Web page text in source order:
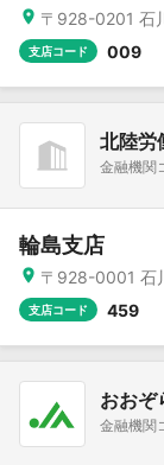
〒928-0201 石
支店コード 009
北陸労
金融機関
輪島支店
〒928-0001 石
支店コード 459
おおぞ
金融機関